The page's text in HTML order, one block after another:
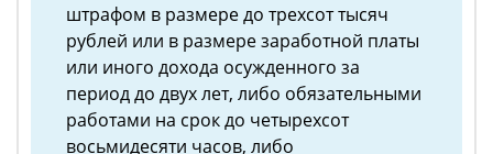
штрафом в размере до трехсот тысяч
рублей или в размере заработной платы
или иного дохода осужденного за
период до двух лет, либо обязательными
работами на срок до четырехсот
восьмидесяти часов, либо